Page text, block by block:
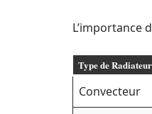
L’importance
Type de Radiateur
Convecteur